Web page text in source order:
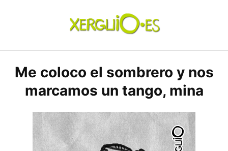
xerguio.ES | ilustración
Me coloco el sombrero y nos
marcamos un tango, mina